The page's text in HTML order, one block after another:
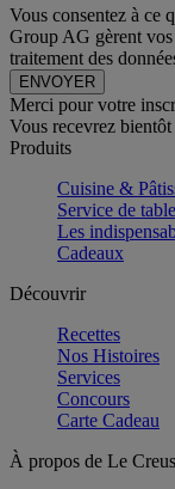
Vous consentez à ce
Group AG gèrent vos
traitement des
Merci pour votre
Vous recevrez
Produits
Cuisine &
Service de table
Les
Cadeaux
Découvrir
Recettes
Nos Histoires
Services
Concours
Carte Cadeau
À propos de Le